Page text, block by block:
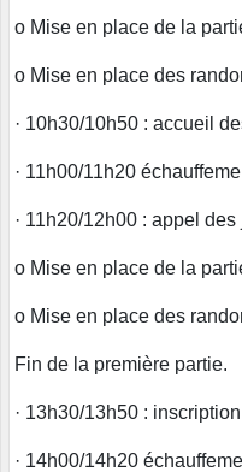
o Mise en place de la
o Mise en place des
· 10h30/10h50 : accueil
· 11h00/11h20
· 11h20/12h00 : appel
o Mise en place de la
o Mise en place des
Fin de la première partie.
· 13h30/13h50 :
· 14h00/14h20